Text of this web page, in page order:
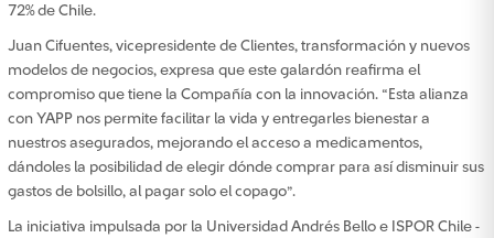
72% de Chile.
Juan Cifuentes, vicepresidente de Clientes, transformación y nuevos
modelos de negocios, expresa que este galardón reafirma el
compromiso que tiene la Compañía con la innovación. “Esta alianza
con YAPP nos permite facilitar la vida y entregarles bienestar a
nuestros asegurados, mejorando el acceso a medicamentos,
dándoles la posibilidad de elegir dónde comprar para así disminuir sus
gastos de bolsillo, al pagar solo el copago”.
La iniciativa impulsada por la Universidad Andrés Bello e ISPOR Chile -